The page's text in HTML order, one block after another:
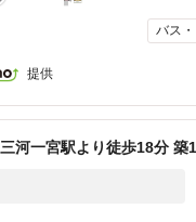
バス
提供
三河一宮駅より徒歩18分